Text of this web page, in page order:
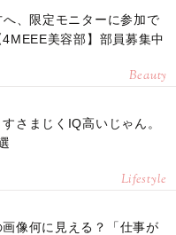
、限定モニターに参加で
美容部】部員募集中
Beauty
さまじくIQ高いじゃん。
Lifestyle
画像何に見える？「仕事が